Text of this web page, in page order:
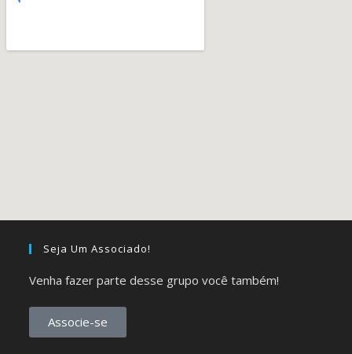
Seja Um Associado!
Venha fazer parte desse grupo você também!
Associe-se